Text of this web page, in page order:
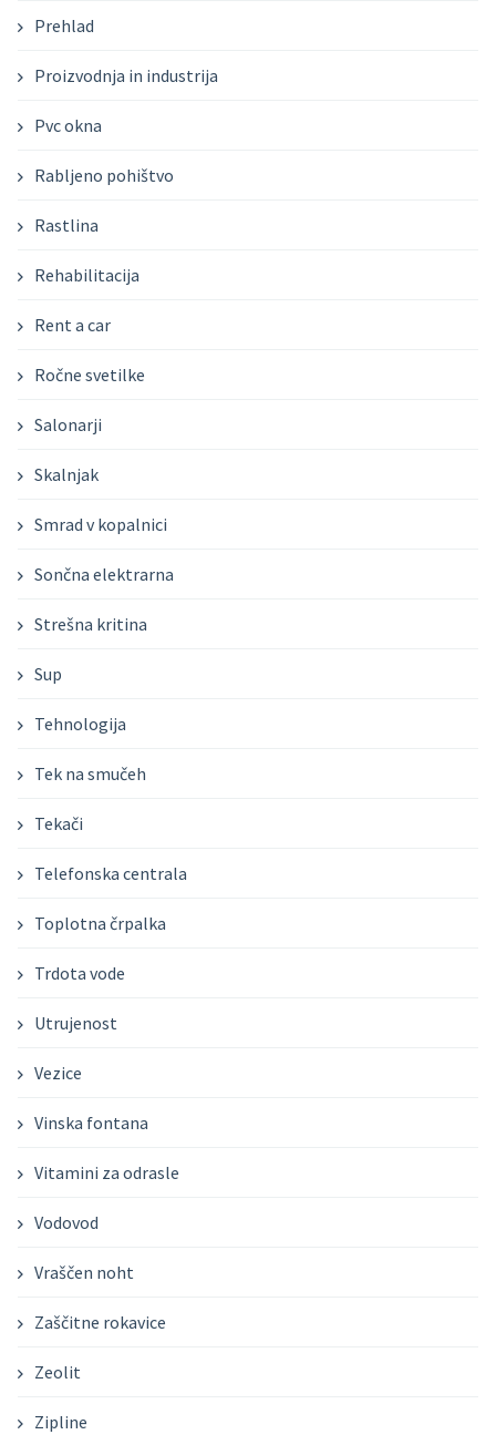
Prehlad
Proizvodnja in industrija
Pvc okna
Rabljeno pohištvo
Rastlina
Rehabilitacija
Rent a car
Ročne svetilke
Salonarji
Skalnjak
Smrad v kopalnici
Sončna elektrarna
Strešna kritina
Sup
Tehnologija
Tek na smučeh
Tekači
Telefonska centrala
Toplotna črpalka
Trdota vode
Utrujenost
Vezice
Vinska fontana
Vitamini za odrasle
Vodovod
Vraščen noht
Zaščitne rokavice
Zeolit
Zipline